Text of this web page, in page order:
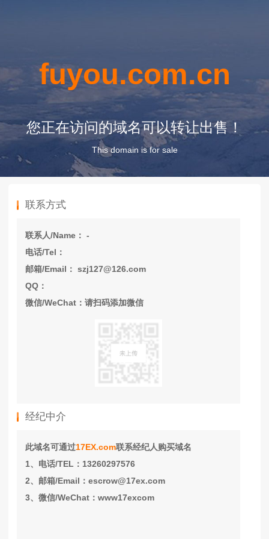
fuyou.com.cn
您正在访问的域名可以转让出售！
This domain is for sale
联系方式
联系人/Name： -
电话/Tel：
邮箱/Email： szj127@126.com
QQ：
微信/WeChat：请扫码添加微信
经纪中介
此域名可通过17EX.com联系经纪人购买域名
1、电话/TEL：13260297576
2、邮箱/Email：escrow@17ex.com
3、微信/WeChat：www17excom